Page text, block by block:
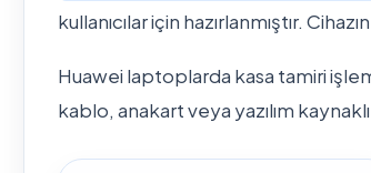
kullanıcılar için hazırlanmıştır.
Huawei laptoplarda kasa tamiri
kablo, anakart veya yazılım